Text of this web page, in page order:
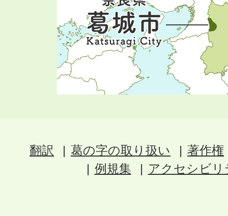
翻訳 葛の字の取り扱い
著作権
例規集
アクセシビ